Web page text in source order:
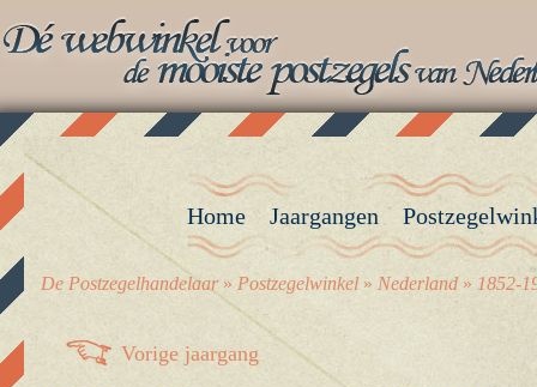
Vorige jaargang
Home Jaargangen
De Postzegelhandelaar» Postzegelwinkel » Nederland » 1852-